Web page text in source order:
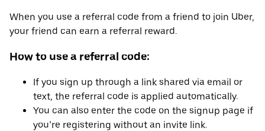
When you use a referral code from a friend to join Uber,
your friend can earn a referral reward.
How to use a referral code:
If you sign up through a link shared via email or
text, the referral code is applied automatically.
You can also enter the code on the signup page if
you’re registering without an invite link.